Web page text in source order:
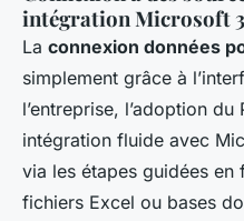
intégration Microsoft
La connexion données
simplement grâce à
l’entreprise, l’adoption
intégration fluide avec
via les étapes guidées en
fichiers Excel ou bases